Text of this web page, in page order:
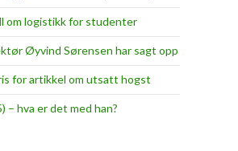
om logistikk for studenter
Øyvind Sørensen har sagt opp
for artikkel om utsatt hogst
– hva er det med han?